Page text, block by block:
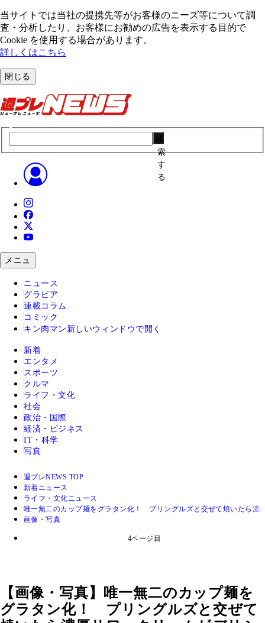
当サイトでは当社の提携先等がお客様のニーズ等について調
査・分析したり、お客様にお勧めの広告を表⽰する⽬的で
Cookie を使⽤する場合があります。
詳しくはこちら
閉じる
索
す
る
メニュ
ニュース
グラビア
連載コラム
コミック
キン肉マン 新しいウィンドウで開く
新着
エンタメ
スポーツ
クルマ
ライフ・文化
社会
政治・国際
経済・ビジネス
IT・科学
写真
週プレNEWS TOP
新着ニュース
ライフ・文化ニュース
唯一無二のカップ麺をグラタン化！ プリングルズと交ぜて焼いたら濃
画像・写真
4ページ目
【画像・写真】唯一無二のカップ麺を
グラタン化！ プリングルズと交ぜて